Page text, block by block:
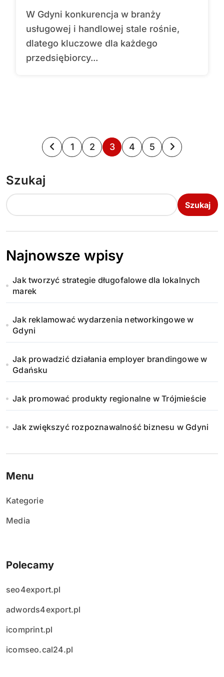
W Gdyni konkurencja w branży
usługowej i handlowej stale rośnie,
dlatego kluczowe dla każdego
przedsiębiorcy...
S
r
n
i
i
e
w
p
i
ó
1 2 3 4 5
Szukaj
Szukaj
Najnowsze wpisy
Jak tworzyć strategie długofalowe dla lokalnych
marek
Jak reklamować wydarzenia networkingowe w
Gdyni
Jak prowadzić działania employer brandingowe w
Gdańsku
Jak promować produkty regionalne w Trójmieście
Jak zwiększyć rozpoznawalność biznesu w Gdyni
Menu
Kategorie
Media
Polecamy
seo4export.pl
adwords4export.pl
icomprint.pl
icomseo.cal24.pl